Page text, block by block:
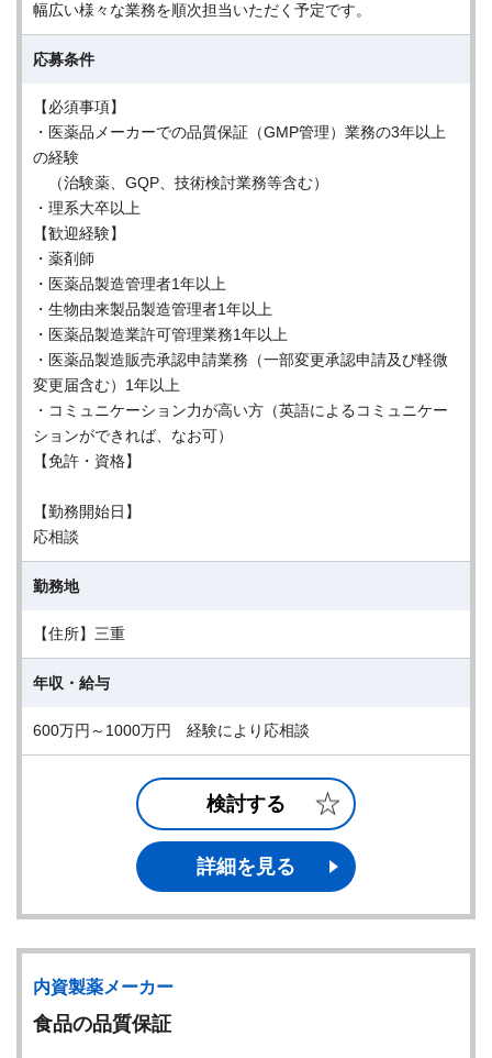
幅広い様々な業務を順次担当いただく予定です。
応募条件
【必須事項】
・医薬品メーカーでの品質保証（GMP管理）業務の3年以上
の経験
（治験薬、GQP、技術検討業務等含む）
・理系大卒以上
【歓迎経験】
・薬剤師
・医薬品製造管理者1年以上
・生物由来製品製造管理者1年以上
・医薬品製造業許可管理業務1年以上
・医薬品製造販売承認申請業務（一部変更承認申請及び軽微
変更届含む）1年以上
・コミュニケーション力が高い方（英語によるコミュニケー
ションができれば、なお可）
【免許・資格】
【勤務開始日】
応相談
勤務地
【住所】三重
年収・給与
600万円～1000万円 経験により応相談
検討する
詳細を見る
内資製薬メーカー
食品の品質保証